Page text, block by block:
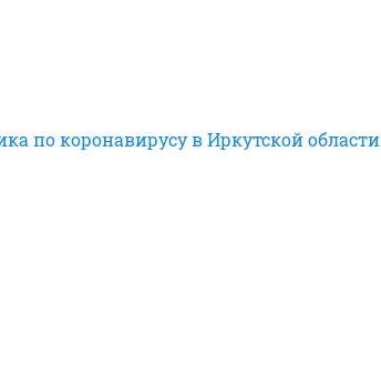
по коронавирусу в Иркутской области